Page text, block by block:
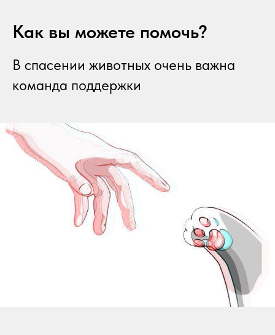
Как вы можете помочь?
В спасении животных очень важна
команда поддержки